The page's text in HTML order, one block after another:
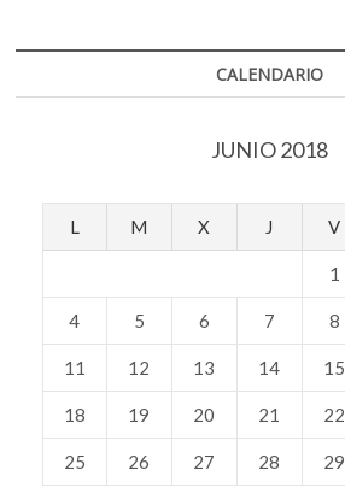
CALENDARIO
JUNIO 2018
L M X J V
1
4 5 6 7 8
11 12 13 14 15
18 19 20 21 22
25 26 27 28 29